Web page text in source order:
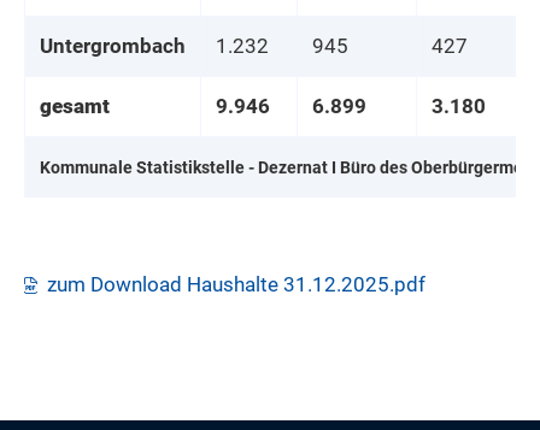
Untergrombach 1.232 945 427
gesamt 9.946 6.899 3.180
Kommunale Statistikstelle - Dezernat I Büro des
zum Download Haushalte 31.12.2025.pdf